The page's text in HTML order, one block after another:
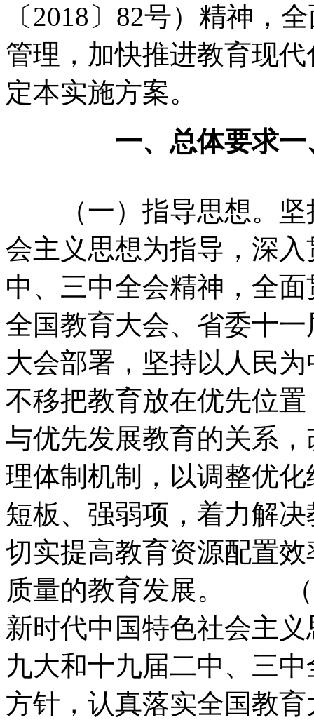
〔2018〕82号）精神，
管理， 加快推进教育现代
定本实施方案。
一、 总体要求一
（一）指导思想。
会主义思想为指导， 深入
中、 三中全会精神， 全面
全国教育大会、 省委十
大会部署， 坚持以人民
不移把教育放在优先位置
与优先发展教育的关系，
理体制机制， 以调整优
短板、 强弱项， 着力解
切实提高教育资源配置
质量的教育发展。
（一
新时代中国特色社会主
九大和十九届二中、三
方针，认真落实全国教